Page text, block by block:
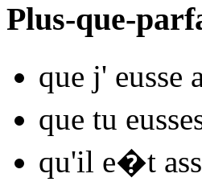
Plus-que-
que j' eusse
que tu
qu'il e�t